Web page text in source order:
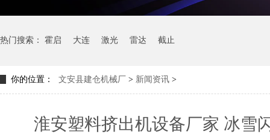
热门搜索： 霍启 大连 激光 雷达 截止
你的位置： 文安县建仓机械厂 > 新闻资讯 >
淮安塑料挤出机设备厂家 冰雪